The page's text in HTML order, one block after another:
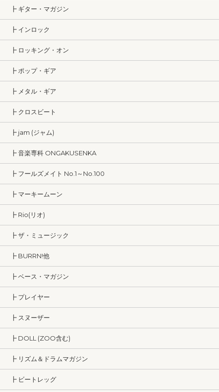
┣ ギター・マガジン
┣ インロック
┣ ロッキング・オン
┣ ポップ・ギア
┣ メタル・ギア
┣ クロスビート
┣ jam (ジャム)
┣ 音楽専科 ONGAKUSENKA
┣ フールズメイト No.1～No.100
┣ マーキームーン
┣ Rio(リオ)
┣ ザ・ミュージック
┣ BURRN!他
┣ ベース・マガジン
┣ プレイヤー
┣ スヌーザー
┣ DOLL (ZOO含む)
┣ リズム＆ドラムマガジン
┣ ビートレッグ